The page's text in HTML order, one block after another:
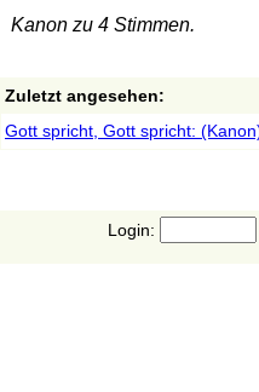
Kanon zu 4 Stimmen.
Zuletzt angesehen:
Gott spricht, Gott spricht:
Login: